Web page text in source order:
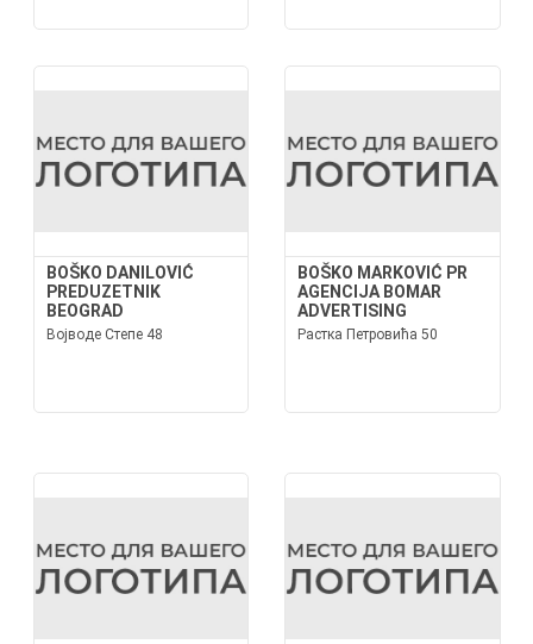
BOŠKO DANILOVIĆ
PREDUZETNIK
BEOGRAD
Војводе Степе 48
BOŠKO MARKOVIĆ PR
AGENCIJA BOMAR
ADVERTISING
Растка Петровића 50